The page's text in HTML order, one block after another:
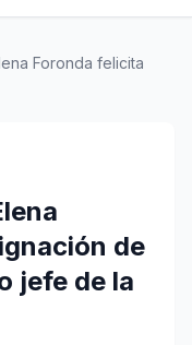
Foronda felicita
de
jefe de la